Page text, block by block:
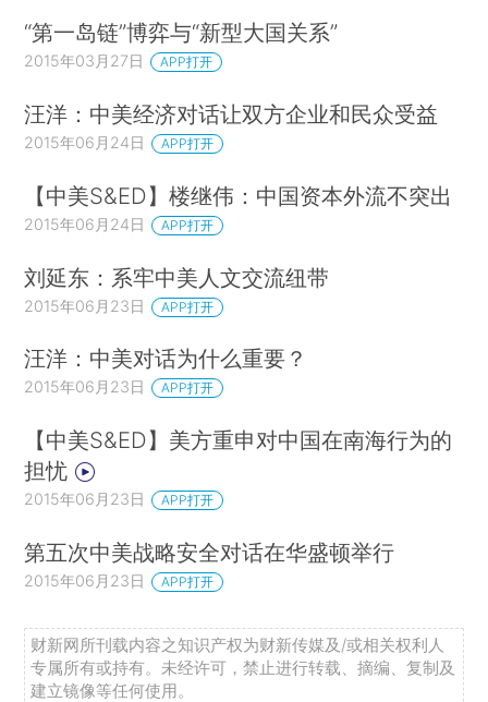
“第一岛链”博弈与“新型大国关系”
2015年03月27日 APP打开
汪洋：中美经济对话让双方企业和民众受益
2015年06月24日 APP打开
【中美S&ED】楼继伟：中国资本外流不突出
2015年06月24日 APP打开
刘延东：系牢中美人文交流纽带
2015年06月23日 APP打开
汪洋：中美对话为什么重要？
2015年06月23日 APP打开
【中美S&ED】美方重申对中国在南海行为的
担忧
2015年06月23日 APP打开
第五次中美战略安全对话在华盛顿举行
2015年06月23日 APP打开
财新网所刊载内容之知识产权为财新传媒及/或相关权利人
专属所有或持有。未经许可，禁止进行转载、摘编、复制及
建立镜像等任何使用。